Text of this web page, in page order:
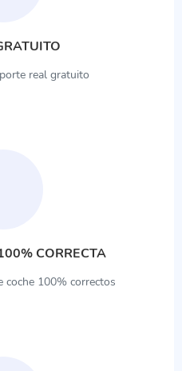
real gratuito
CORRECTA
coche 100% correctos